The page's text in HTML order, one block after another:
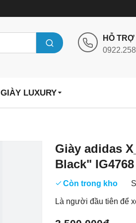
HỖ TRỢ
GIÀY LUXURY
Giày adidas
Black" IG4768
Còn trong kho
Là người đầu tiên để
Chuyển
phần